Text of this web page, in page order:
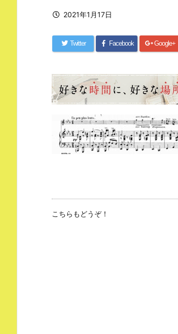
2021年1月17日
Twitter Facebook Google+
こちらもどうぞ！